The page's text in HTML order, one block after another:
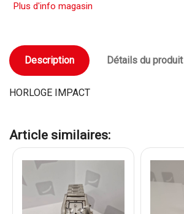
Plus d'info magasin
Description Détails du produit
HORLOGE IMPACT
Article similaires: